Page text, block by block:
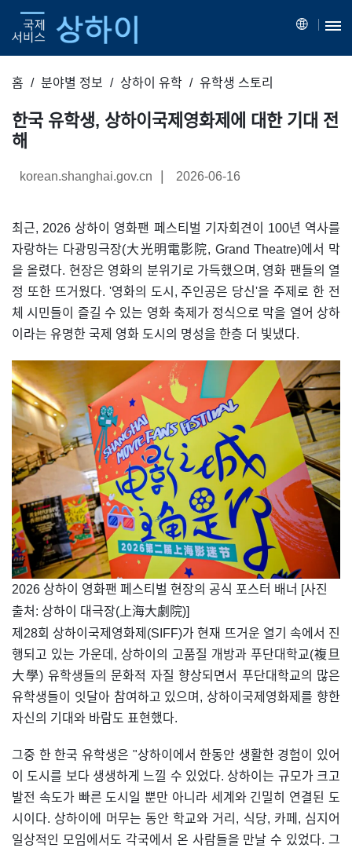
홈 분야별 정보 상하이 유학 유학생 스토리
한국 유학생, 상하이국제영화제에 대한 기대 전
해
korean.shanghai.gov.cn | 2026-06-16
최근, 2026 상하이 영화팬 페스티벌 기자회견이 100년 역사를
자랑하는 다광밍극장(大光明電影院, Grand Theatre)에서 막
을 올렸다. 현장은 영화의 분위기로 가득했으며, 영화 팬들의 열
정 또한 뜨거웠다. '영화의 도시, 주인공은 당신'을 주제로 한 전
체 시민들이 즐길 수 있는 영화 축제가 정식으로 막을 열어 상하
이라는 유명한 국제 영화 도시의 명성을 한층 더 빛냈다.
​2026 상하이 영화팬 페스티벌 현장의 공식 포스터 배너 [사진
출처: 상하이 대극장(上海大劇院)]
제28회 상하이국제영화제(SIFF)가 현재 뜨거운 열기 속에서 진
행되고 있는 가운데, 상하이의 고품질 개방과 푸단대학교(複旦
大學) 유학생들의 문화적 자질 향상되면서 푸단대학교의 많은
유학생들이 잇달아 참여하고 있으며, 상하이국제영화제를 향한
자신의 기대와 바람도 표현했다.
그중 한 한국 유학생은 "상하이에서 한동안 생활한 경험이 있어
이 도시를 보다 생생하게 느낄 수 있었다. 상하이는 규모가 크고
발전 속도가 빠른 도시일 뿐만 아니라 세계와 긴밀히 연결된 도
시이다. 상하이에 머무는 동안 학교와 거리, 식당, 카페, 심지어
일상적인 모임에서도 각국에서 온 사람들을 만날 수 있었다. 그